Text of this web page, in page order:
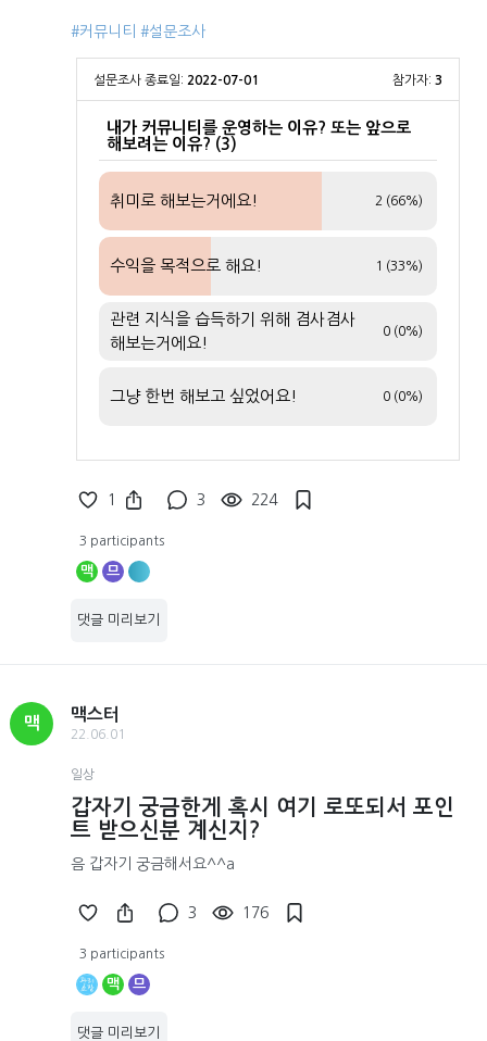
#커뮤니티 #설문조사
설문조사 종료일: 2022-07-01 참가자: 3
내가 커뮤니티를 운영하는 이유? 또는 앞으로
해보려는 이유? (3)
취미로 해보는거에요! 2 (66%)
수익을 목적으로 해요! 1 (33%)
관련 지식을 습득하기 위해 겸사겸사
해보는거에요!
0 (0%)
그냥 한번 해보고 싶었어요! 0 (0%)
1 3 224
3 participants
맥 므
댓글 미리보기
맥
맥스터
22.06.01
일상
갑자기 궁금한게 혹시 여기 로또되서 포인
트 받으신분 계신지?
음 갑자기 궁금해서요^^a
3 176
3 participants
맥 므
댓글 미리보기